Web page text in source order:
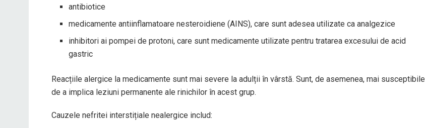
antibiotice
medicamente antiinflamatoare nesteroidiene (AINS), care sunt adesea utilizate ca analgezice
inhibitori ai pompei de protoni, care sunt medicamente utilizate pentru tratarea excesului de acid
gastric
Reacțiile alergice la medicamente sunt mai severe la adulții în vârstă. Sunt, de asemenea, mai susceptibile
de a implica leziuni permanente ale rinichilor în acest grup.
Cauzele nefritei interstițiale nealergice includ: